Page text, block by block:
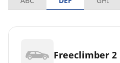
Freeclimber 2